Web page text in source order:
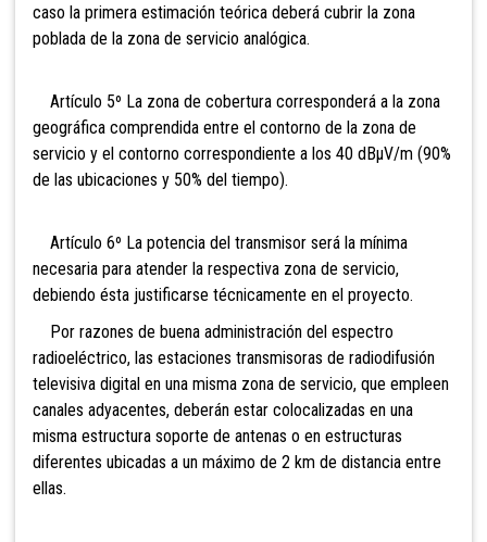
caso la primera estimación teórica deberá cubrir la zona
poblada de la zona de servicio analógica.
Artículo 5º La zona de cobertura corresponderá a la zona
geográfica comprendida entre el contorno de la zona de
servicio y el contorno correspondiente a los 40 dBµV/m (90%
de las ubicaciones y 50% del tiempo).
Artículo 6º La potencia del transmisor será la mínima
necesaria para atender la respectiva zona de servicio,
debiendo ésta justificarse técnicamente en el proyecto.
Por razones de buena administración del espectro
radioeléctrico, las estaciones transmisoras de radiodifusión
televisiva digital en una misma zona de servicio, que empleen
canales adyacentes, deberán estar colocalizadas en una
misma estructura soporte de antenas o en estructuras
diferentes ubicadas a un máximo de 2 km de distancia entre
ellas.